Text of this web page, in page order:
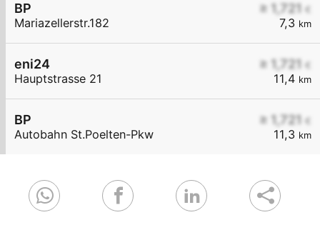
≥ 1,721 €
7,3 km
BP
Mariazellerstr.182
≥ 1,721 €
11,4 km
eni24
Hauptstrasse 21
≥ 1,721 €
11,3 km
BP
Autobahn St.Poelten-Pkw